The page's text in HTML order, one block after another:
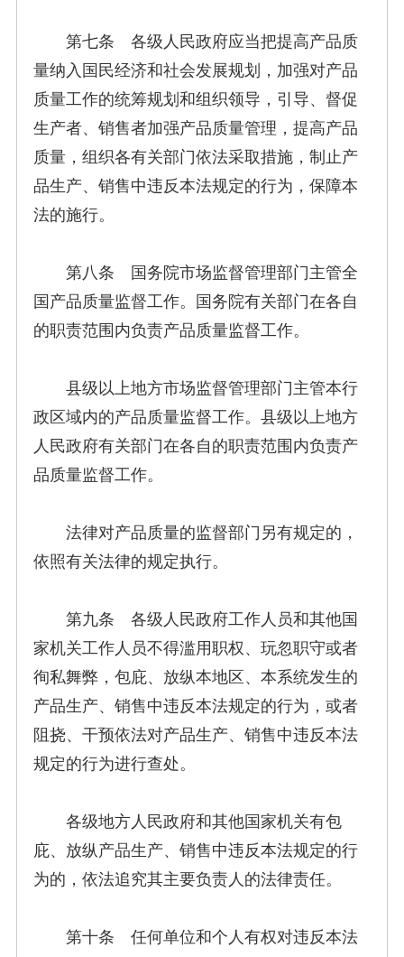
第七条 各级人民政府应当把提高产品质
量纳入国民经济和社会发展规划，加强对产品
质量工作的统筹规划和组织领导，引导、督促
生产者、销售者加强产品质量管理，提高产品
质量，组织各有关部门依法采取措施，制止产
品生产、销售中违反本法规定的行为，保障本
法的施行。
第八条 国务院市场监督管理部门主管全
国产品质量监督工作。国务院有关部门在各自
的职责范围内负责产品质量监督工作。
县级以上地方市场监督管理部门主管本行
政区域内的产品质量监督工作。县级以上地方
人民政府有关部门在各自的职责范围内负责产
品质量监督工作。
法律对产品质量的监督部门另有规定的，
依照有关法律的规定执行。
第九条 各级人民政府工作人员和其他国
家机关工作人员不得滥用职权、玩忽职守或者
徇私舞弊，包庇、放纵本地区、本系统发生的
产品生产、销售中违反本法规定的行为，或者
阻挠、干预依法对产品生产、销售中违反本法
规定的行为进行查处。
各级地方人民政府和其他国家机关有包
庇、放纵产品生产、销售中违反本法规定的行
为的，依法追究其主要负责人的法律责任。
第十条 任何单位和个人有权对违反本法